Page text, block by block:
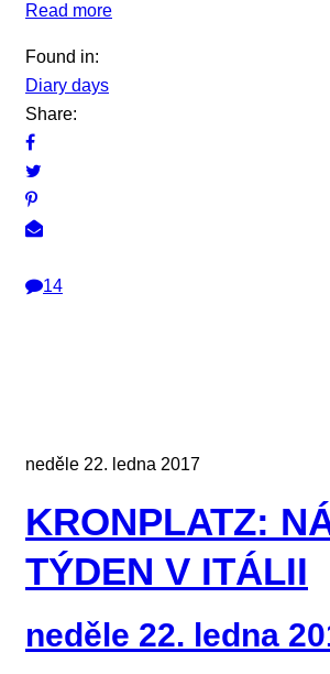
Read more
Found in:
Diary days
Share:
14
neděle 22. ledna 2017
KRONPLATZ:
TÝDEN V ITÁLII
neděle 22. ledna